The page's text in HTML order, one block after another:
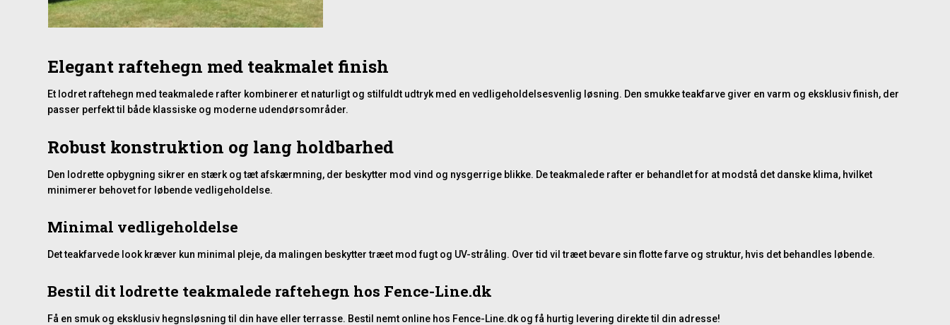
Elegant raftehegn med teakmalet finish
Et lodret raftehegn med teakmalede rafter kombinerer et naturligt og stilfuldt udtryk med en vedligeholdelsesvenlig løsning. Den smukke teakfarve giver en varm og eksklusiv finish, der
passer perfekt til både klassiske og moderne udendørsområder.
Robust konstruktion og lang holdbarhed
Den lodrette opbygning sikrer en stærk og tæt afskærmning, der beskytter mod vind og nysgerrige blikke. De teakmalede rafter er behandlet for at modstå det danske klima, hvilket
minimerer behovet for løbende vedligeholdelse.
Minimal vedligeholdelse
Det teakfarvede look kræver kun minimal pleje, da malingen beskytter træet mod fugt og UV-stråling. Over tid vil træet bevare sin flotte farve og struktur, hvis det behandles løbende.
Bestil dit lodrette teakmalede raftehegn hos Fence-Line.dk
Få en smuk og eksklusiv hegnsløsning til din have eller terrasse. Bestil nemt online hos Fence-Line.dk og få hurtig levering direkte til din adresse!